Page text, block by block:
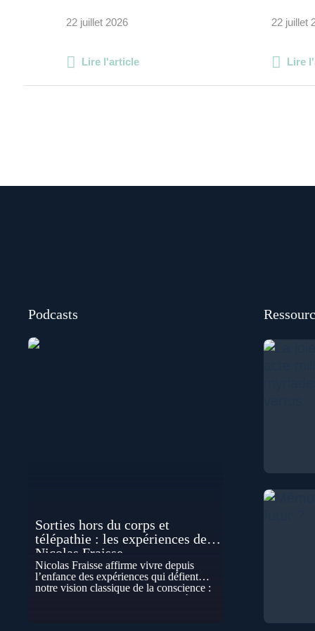
22 juillet 2026
Lire l'article
22 juillet
Lire
Podcasts
Sorties hors du corps et
télépathie : les expériences de
Nicolas Fraisse
Nicolas Fraisse affirme vivre depuis
l’enfance des expériences qui défient
notre vision classique de la conscience :
sorties hors du corps, perceptions à